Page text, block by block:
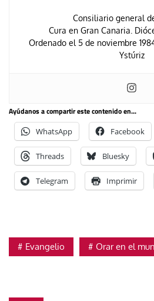
Consiliario general
Cura en Gran Canaria.
Ordenado el 5 de noviembre
Ystúriz
Ayúdanos a compartir este contenido en...
WhatsApp Facebook
Threads Bluesky
Telegram Imprimir
Evangelio Orar en el